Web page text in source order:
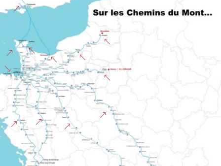
&
&
%
%
%
%
%
&
&
&
&
'